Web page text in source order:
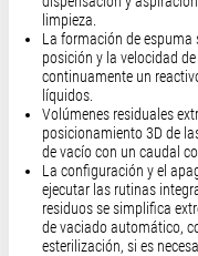
limpieza.
La formación de
posición y la velocidad
continuamente un
líquidos.
Volúmenes residuales
posicionamiento 3D de
de vacío con un caudal
La configuración y el
ejecutar las rutinas
residuos se simplifica
de vaciado automático,
esterilización, si es